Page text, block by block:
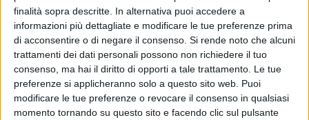
finalità sopra descritte. In alternativa puoi accedere a
informazioni più dettagliate e modificare le tue preferenze prima
di acconsentire o di negare il consenso. Si rende noto che alcuni
trattamenti dei dati personali possono non richiedere il tuo
consenso, ma hai il diritto di opporti a tale trattamento. Le tue
preferenze si applicheranno solo a questo sito web. Puoi
modificare le tue preferenze o revocare il consenso in qualsiasi
momento tornando su questo sito e facendo clic sul pulsante
di La Redazione
Serpenti: il trailer
e il poster
anticipano il film
con Leonardo Lidi
e Alessandro
Borghi
di La Redazione